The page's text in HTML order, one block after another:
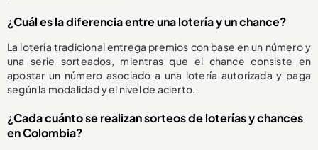
¿Cuál es la diferencia entre una lotería y un chance?
La lotería tradicional entrega premios con base en un número y
una serie sorteados, mientras que el chance consiste en
apostar un número asociado a una lotería autorizada y paga
según la modalidad y el nivel de acierto.
¿Cada cuánto se realizan sorteos de loterías y chances
en Colombia?